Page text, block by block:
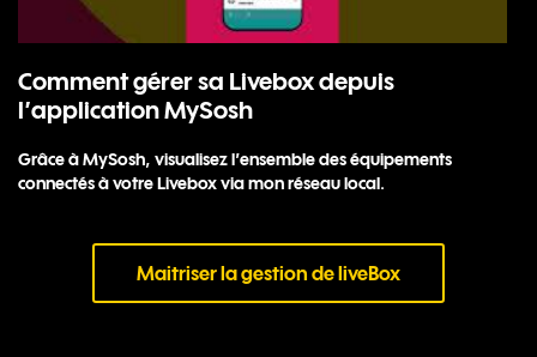
Comment gérer sa Livebox depuis
l’application MySosh
Grâce à MySosh, visualisez l’ensemble des équipements
connectés à votre Livebox via mon réseau local.
Maitriser la gestion de liveBox